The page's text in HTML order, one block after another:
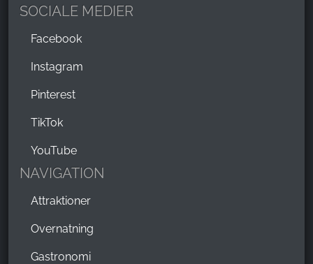
SOCIALE MEDIER
Facebook
Instagram
Pinterest
TikTok
YouTube
NAVIGATION
Attraktioner
Overnatning
Gastronomi